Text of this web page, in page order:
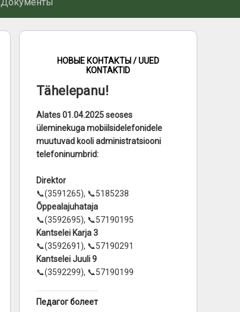
НОВЫЕ КОНТАКТЫ / UUED
KONTAKTID
Tähelepanu!
Alates 01.04.2025 seoses
üleminekuga mobiilsidelefonidele
muutuvad kooli administratsiooni
telefoninumbrid:
Direktor
📞(3591265), 📞5185238
Õppealajuhataja
📞(3592695), 📞57190195
Kantselei Karja 3
📞(3592691), 📞57190291
Kantselei Juuli 9
📞(3592299), 📞57190199
Педагог болеет